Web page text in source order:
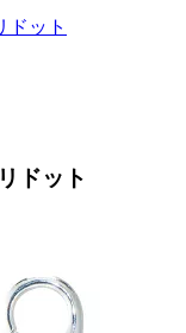
ドット
ドット